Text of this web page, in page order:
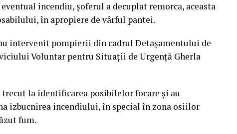
incendiu, șoferul a decuplat remorca, aceasta
în apropiere de vârful pantei.
intervenit pompierii din cadrul Detașamentului de
Voluntar pentru Situații de Urgență Gherla
la identificarea posibilelor focare și au
izbucnirea incendiului, în special în zona osiilor
fum.